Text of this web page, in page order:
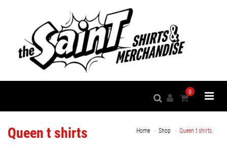
0
Home Shop Queen t shirts
Queen t shirts